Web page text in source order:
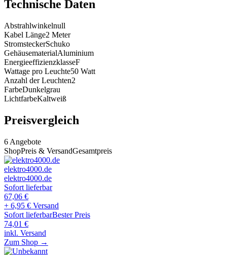
Technische Daten
Abstrahlwinkelnull
Kabel Länge2 Meter
StromsteckerSchuko
GehäusematerialAluminium
EnergieeffizienzklasseF
Wattage pro Leuchte50 Watt
Anzahl der Leuchten2
FarbeDunkelgrau
LichtfarbeKaltweiß
Preisvergleich
6 Angebote
ShopPreis & VersandGesamtpreis
elektro4000.de
elektro4000.de
Sofort lieferbar
67,06 €
+ 6,95 € Versand
Sofort lieferbarBester Preis
74,01 €
inkl. Versand
Zum Shop →